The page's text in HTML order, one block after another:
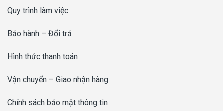
Quy trình làm việc
Bảo hành – Đổi trả
Hình thức thanh toán
Vận chuyển – Giao nhận hàng
Chính sách bảo mật thông tin